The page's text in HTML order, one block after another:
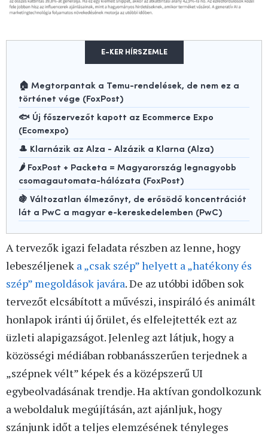
E-KER HÍRSZEMLE
🏠 Megtorpantak a Temu-rendelések, de nem ez a
történet vége (FoxPost)
🐟 Új főszervezőt kapott az Ecommerce Expo
(Ecomexpo)
🎩 Klarnázik az Alza - Alzázik a Klarna (Alza)
🌶️ FoxPost + Packeta = Magyarország legnagyobb
csomagautomata-hálózata (FoxPost)
🍇 Változatlan élmezőnyt, de erősödő koncentrációt
lát a PwC a magyar e-kereskedelemben (PwC)
A tervezők igazi feladata részben az lenne, hogy
lebeszéljenek a „csak szép” helyett a „hatékony és
szép” megoldások javára. De az utóbbi időben sok
tervezőt elcsábított a művészi, inspiráló és animált
honlapok iránti új őrület, és elfelejtették ezt az
üzleti alapigazságot. Jelenleg azt látjuk, hogy a
közösségi médiában robbanásszerűen terjednek a
„szépnek vélt” képek és a középszerű UI
egybeolvadásának trendje. Ha aktívan gondolkozunk
a weboldaluk megújításán, azt ajánljuk, hogy
szánjunk időt a teljes elemzésének tényleges